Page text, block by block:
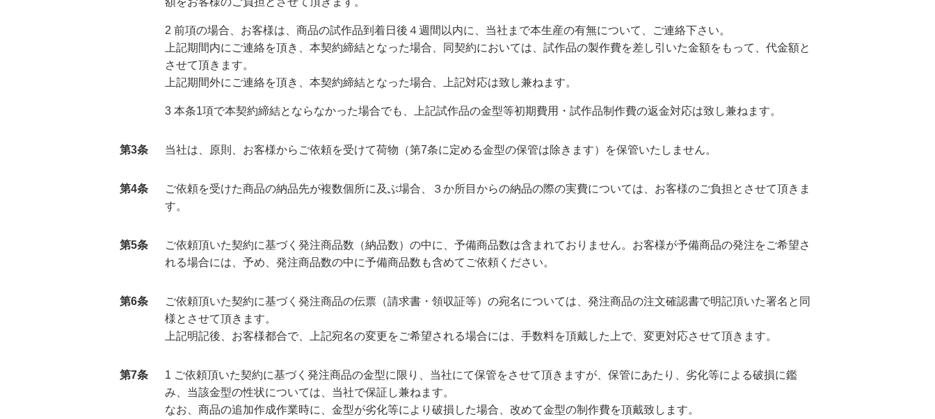
2 前項の場合、お客様は、商品の試作品到着日後４週間以内に、当社まで本生産の有無について、ご連絡下さい。
上記期間内にご連絡を頂き、本契約締結となった場合、同契約においては、試作品の製作費を差し引いた金額をもって、代金額と
させて頂きます。
上記期間外にご連絡を頂き、本契約締結となった場合、上記対応は致し兼ねます。
3 本条1項で本契約締結とならなかった場合でも、上記試作品の金型等初期費用・試作品制作費の返金対応は致し兼ねます。
第3条 当社は、原則、お客様からご依頼を受けて荷物（第7条に定める金型の保管は除きます）を保管いたしません。
第4条 ご依頼を受けた商品の納品先が複数個所に及ぶ場合、３か所目からの納品の際の実費については、お客様のご負担とさせて頂きま
す。
第5条 ご依頼頂いた契約に基づく発注商品数（納品数）の中に、予備商品数は含まれておりません。お客様が予備商品の発注をご希望さ
れる場合には、予め、発注商品数の中に予備商品数も含めてご依頼ください。
第6条 ご依頼頂いた契約に基づく発注商品の伝票（請求書・領収証等）の宛名については、発注商品の注文確認書で明記頂いた署名と同
様とさせて頂きます。
上記明記後、お客様都合で、上記宛名の変更をご希望される場合には、手数料を頂戴した上で、変更対応させて頂きます。
第7条
1 ご依頼頂いた契約に基づく発注商品の金型に限り、当社にて保管をさせて頂きますが、保管にあたり、劣化等による破損に鑑
み、当該金型の性状については、当社で保証し兼ねます。
なお、商品の追加作成作業時に、金型が劣化等により破損した場合、改めて金型の制作費を頂戴致します。